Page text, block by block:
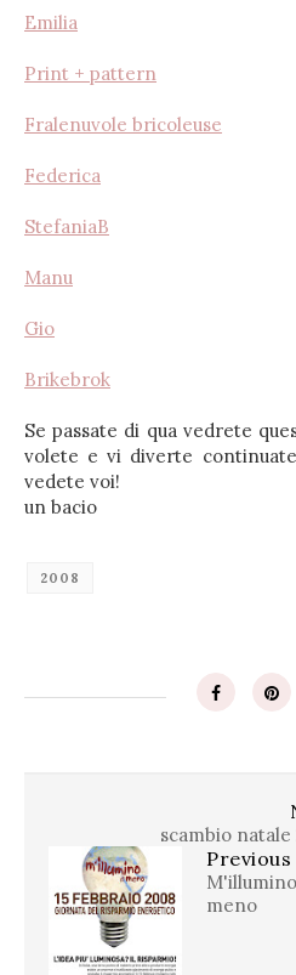
Emilia
Print + pattern
Fralenuvole bricoleuse
Federica
StefaniaB
Manu
Gio
Brikebrok
Se passate di qua vedrete
volete e vi diverte
vedete voi!
un bacio
2008
scambio natale
Previous
meno